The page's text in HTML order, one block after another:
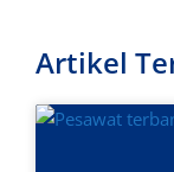
Artikel